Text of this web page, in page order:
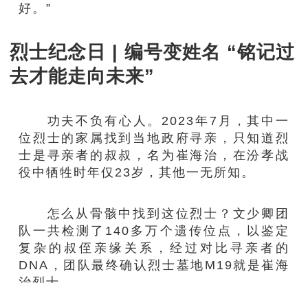
好。”
烈士纪念日 | 编号变姓名 “铭记过
去才能走向未来”
功夫不负有心人。2023年7月，其中一
位烈士的家属找到当地政府寻亲，只知道烈
士是寻亲者的叔叔，名为崔海治，在汾孝战
役中牺牲时年仅23岁，其他一无所知。
怎么从骨骸中找到这位烈士？文少卿团
队一共检测了140多万个遗传位点，以鉴定
复杂的叔侄亲缘关系，经过对比寻亲者的
DNA，团队最终确认烈士墓地M19就是崔海